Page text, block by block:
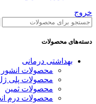
خروج
دسته‌های محصولات
بهداشتی درمانی
محصولات
محصولات پلی
محصولات ثمین
محصولات درم